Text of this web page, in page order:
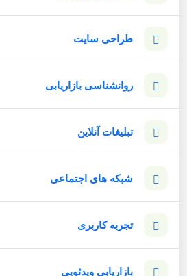
طراحی سایت
روانشناسی بازاریابی
تبلیغات آنلاین
شبکه های اجتماعی
تجربه کاربری
بازاریابی ویدئویی